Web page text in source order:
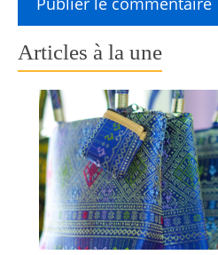
Articles à la une